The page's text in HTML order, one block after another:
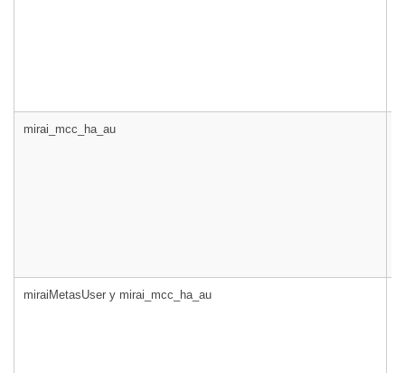
mirai_mcc_ha_au
miraiMetasUser y mirai_mcc_ha_au